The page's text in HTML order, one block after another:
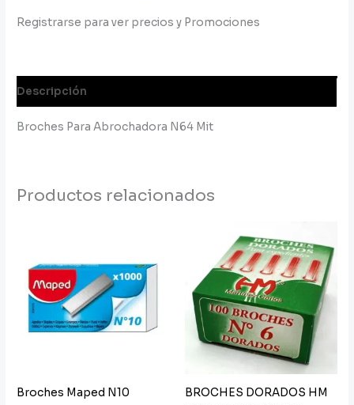
Registrarse para ver precios y Promociones
Descripción
Broches Para Abrochadora N64 Mit
Productos relacionados
Broches Maped N10
BROCHES DORADOS HM